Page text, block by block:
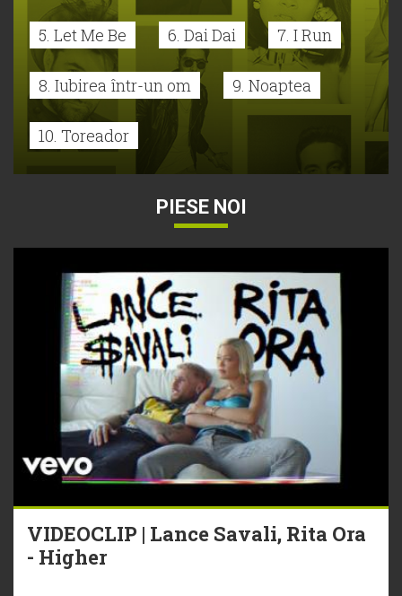
5. Let Me Be 6. Dai Dai 7. I Run
8. Iubirea într-un om 9. Noaptea
10. Toreador
PIESE NOI
VIDEOCLIP | Lance Savali, Rita Ora
- Higher